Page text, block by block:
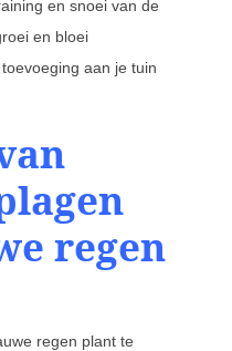
en snoei van de
en bloei
aan je tuin
regen
regen plant te